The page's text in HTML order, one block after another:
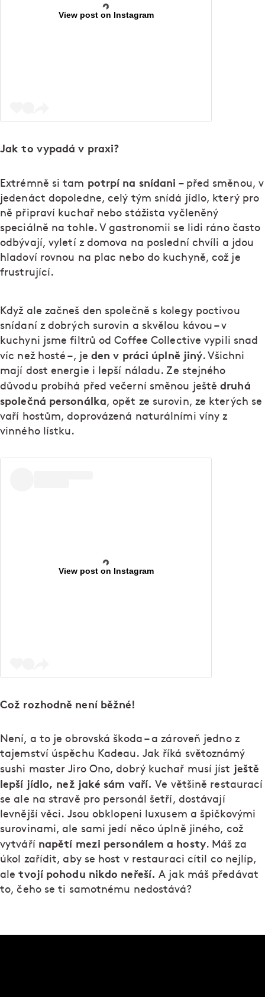
View post on Instagram
Jak to vypadá v praxi?
Extrémně si tam potrpí na snídani– před směnou, v
jedenáct dopoledne, celý tým snídá jídlo, který pro
ně připraví kuchař nebo stážista vyčleněný
speciálně na tohle. V gastronomii se lidi ráno často
odbývají, vyletí z domova na poslední chvíli a jdou
hladoví rovnou na plac nebo do kuchyně, což je
frustrující.
Když ale začneš den společně s kolegy poctivou
snídaní z dobrých surovin a skvělou kávou – v
kuchyni jsme filtrů od Coffee Collective vypili snad
víc než hosté –, jeden v práci úplně jiný. Všichni
mají dost energie i lepší náladu. Ze stejného
důvodu probíhá před večerní směnou ještědruhá
společná personálka, opět ze surovin, ze kterých se
vaří hostům, doprovázená naturálními víny z
vinného lístku.
View post on Instagram
Což rozhodně není běžné!
Není, a to je obrovská škoda – a zároveň jedno z
tajemství úspěchu Kadeau. Jak říká světoznámý
sushi master Jiro Ono, dobrý kuchař musí jíst ještě
lepší jídlo, než jaké sám vaří.Ve většině restaurací
se ale na stravě pro personál šetří, dostávají
levnější věci. Jsou obklopeni luxusem a špičkovými
surovinami, ale sami jedí něco úplně jiného, což
vytváří napětí mezi personálem a hosty. Máš za
úkol zařídit, aby se host v restauraci cítil co nejlíp,
aletvojí pohodu nikdo neřeší. A jak máš předávat
to, čeho se ti samotnému nedostává?